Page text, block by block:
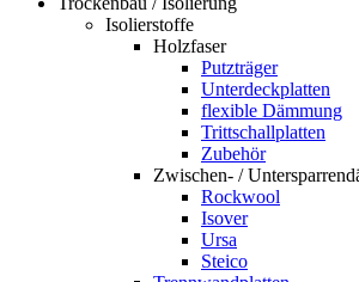
Isolierstoffe
Holzfaser
Putzträger
Unterdeckplatten
flexible Dämmung
Trittschallplatten
Zubehör
Zwischen- /
Rockwool
Isover
Ursa
Steico